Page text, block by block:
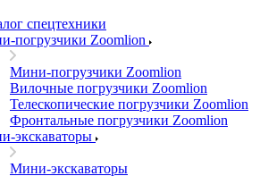
спецтехники
погрузчики Zoomlion
Мини-погрузчики Zoomlion
Вилочные погрузчики Zoomlion
Телескопические погрузчики Zoomlion
Фронтальные погрузчики Zoomlion
экскаваторы
Мини-экскаваторы